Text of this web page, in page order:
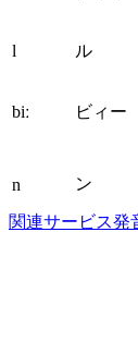
l
ル
biː ビィー
n ン
関連サービス発